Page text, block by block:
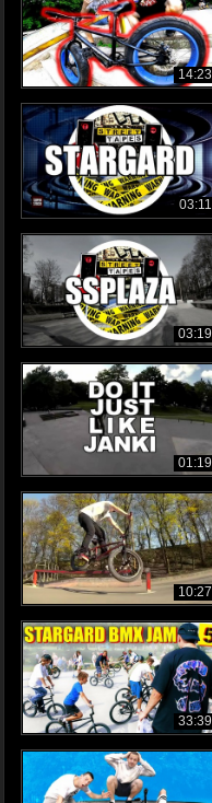
14:23
03:11
03:19
01:19
10:27
33:39